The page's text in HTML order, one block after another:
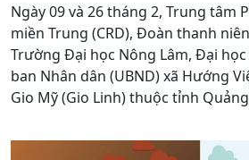
Ngày 09 và 26 tháng 2, Trung tâm
miền Trung (CRD), Đoàn thanh
Trường Đại học Nông Lâm, Đại
ban Nhân dân (UBND) xã Hướng
Gio Mỹ (Gio Linh) thuộc tỉnh